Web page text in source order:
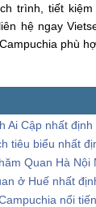
trình, tiết
hệ ngay
phù
nhất định phải
biểu nhất định phải
Hà Nội Nhất Định
nhất định không
nổi tiếng không